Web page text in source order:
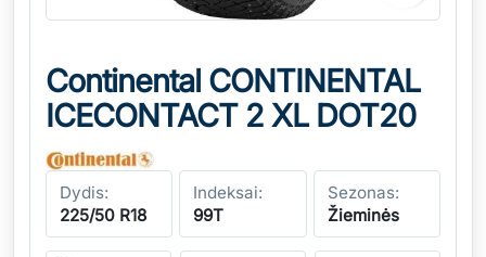
Continental CONTINENTAL
ICECONTACT 2 XL DOT20
Dydis:
225/50 R18
Indeksai:
99T
Sezonas:
Žieminės